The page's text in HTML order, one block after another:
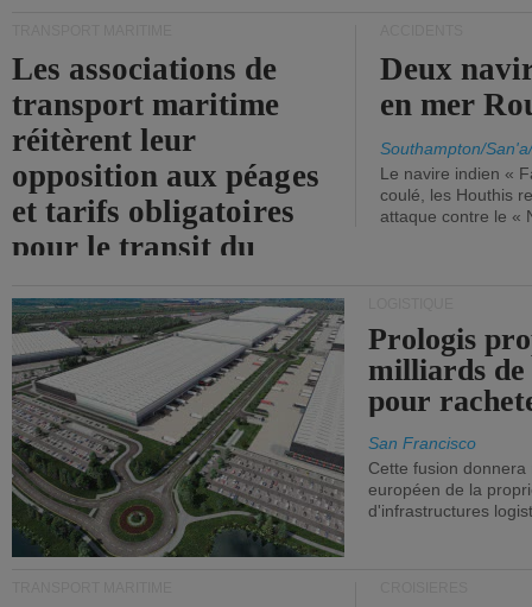
Les associations de
transport maritime
réitèrent leur
opposition aux péages
et tarifs obligatoires
pour le transit du
Deux
en mer
Southampton/
Le navire indien «
coulé, les Houthis
attaque contre le «
Prologis
milliards
pour
San Francisco
Cette fusion
européen de la
d'infrastructures